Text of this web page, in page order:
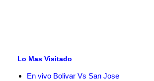
Lo Mas Visitado
En vivo Bolivar Vs San Jose